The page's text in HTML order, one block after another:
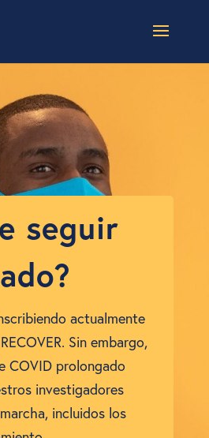
seguir
actualmente
Sin embargo,
COVID prolongado
investigadores
incluidos los